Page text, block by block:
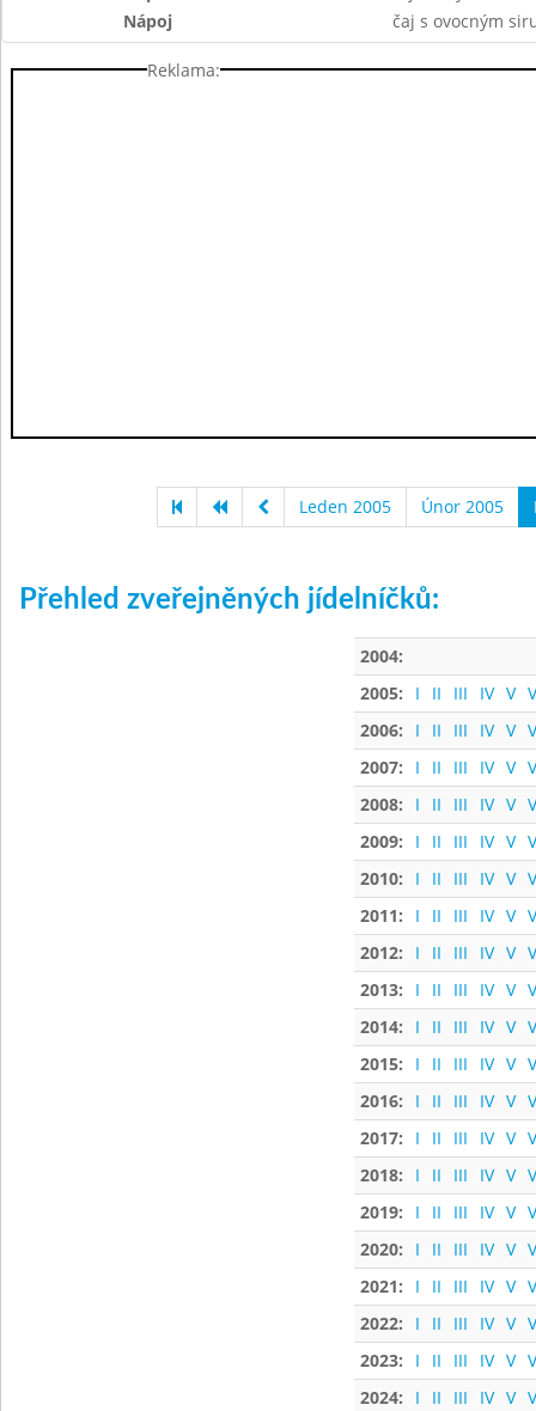
Nápoj
čaj s ovocným
Reklama:
Leden 2005 Únor 2005
Přehled zveřejněných jídelníčků:
2004:
2005:
I II III IV V
2006:
I II III IV V
2007:
I II III IV V
2008:
I II III IV V
2009:
I II III IV V
2010:
I II III IV V
2011:
I II III IV V
2012:
I II III IV V
2013:
I II III IV V
2014:
I II III IV V
2015:
I II III IV V
2016:
I II III IV V
2017:
I II III IV V
2018:
I II III IV V
2019:
I II III IV V
2020:
I II III IV V
2021:
I II III IV V
2022:
I II III IV V
2023:
I II III IV V
2024:
I II III IV V